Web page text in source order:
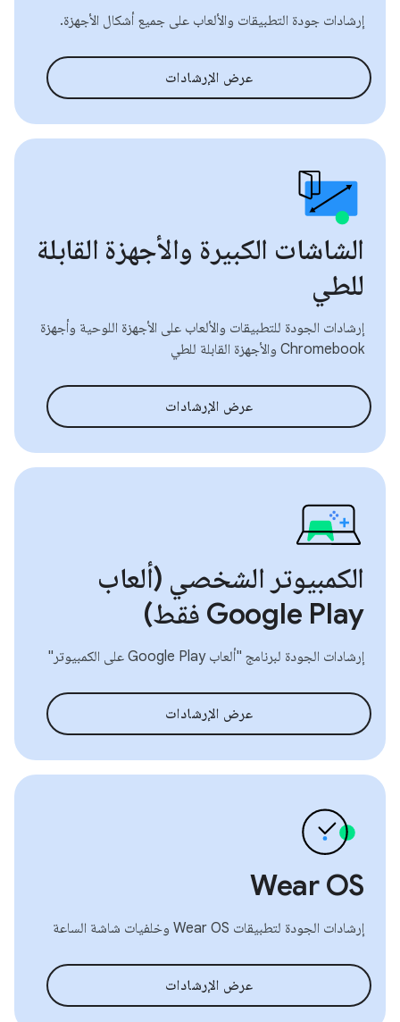
إرشادات جودة التطبيقات والألعاب على جميع أشكال الأجهزة.
عرض الإرشادات
الشاشات الكبيرة والأجهزة القابلة
للطي
إرشادات الجودة للتطبيقات والألعاب على الأجهزة اللوحية وأجهزة
Chromebook والأجهزة القابلة للطي
عرض الإرشادات
الكمبيوتر الشخصي (ألعاب
Google Play فقط)
إرشادات الجودة لبرنامج "ألعاب Google Play على الكمبيوتر"
عرض الإرشادات
Wear OS
إرشادات الجودة لتطبيقات Wear OS وخلفيات شاشة الساعة
عرض الإرشادات